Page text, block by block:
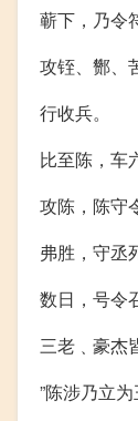
蕲下，乃令
攻铚、酂、
行收兵。
比至陈，车
攻陈，陈守
弗胜，守丞
数日，号令
三老﹑豪杰
”陈涉乃立为